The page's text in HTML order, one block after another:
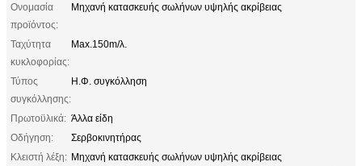
Ονομασία
προϊόντος:
Μηχανή κατασκευής σωλήνων υψηλής ακρίβειας
Ταχύτητα
κυκλοφορίας:
Max.150m/λ.
Τύπος
συγκόλλησης:
Η.Φ. συγκόλληση
Πρωτοϋλικά: Άλλα είδη
Οδήγηση:
Σερβοκινητήρας
Κλειστή λέξη: Μηχανή κατασκευής σωλήνων υψηλής ακρίβειας